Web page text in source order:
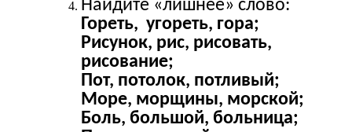
Найдите «лишнее» слово:
Гореть, угореть, гора;
Рисунок, рис, рисовать,
рисование;
Пот, потолок, потливый;
Море, морщины, морской;
Боль, большой, больница;